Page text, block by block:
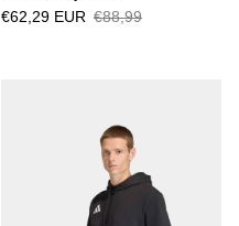
€62,29 EUR €88,99